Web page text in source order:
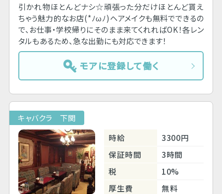
引かれ物ほとんどナシ☆頑張った分だけほとんど貰え
ちゃう魅力的なお店(*ﾉωﾉ)ヘアメイクも無料でできるの
で、お仕事・学校帰りにそのまま来てくれればOK！各レン
タルもあるため、急な出勤にも対応できます！
モアに登録して働く
キャバクラ 下関
時給
3300円
保証時間
3時間
税
10%
厚生費
無料